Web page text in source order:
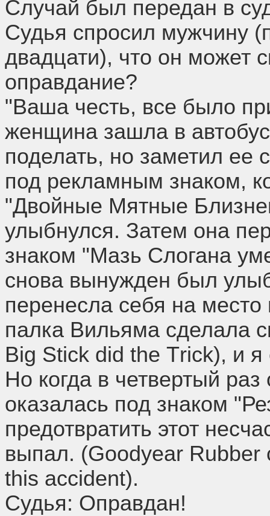
Случай был передан в
Судья спросил мужчину
двадцати), что он может
оправдание?
"Ваша честь, все было
женщина зашла в
поделать, но заметил ее
под рекламным знаком,
"Двойные Мятные
улыбнулся. Затем она
знаком "Мазь Слогана
снова вынужден был
перенесла себя на
палка Вильяма сделала
Вig Stiсk did thе Тriсk), и
Но когда в четвертый
оказалась под знаком
предотвратить этот
выпал. (Gооdуеаr Rubbеr
this ассidеnt).
Судья: Оправдан!